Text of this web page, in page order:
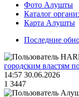
Фото Алушты
Каталог
Карта Алушты
Последние
городским властям
14:57 30.06.2026
1 3447